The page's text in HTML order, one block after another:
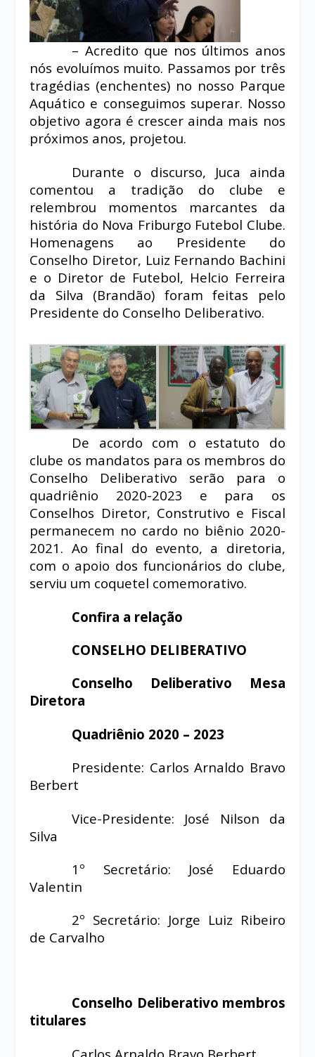
– Acredito que nos últimos anos
nós evoluímos muito. Passamos por três
tragédias (enchentes) no nosso Parque
Aquático e conseguimos superar. Nosso
objetivo agora é crescer ainda mais nos
próximos anos, projetou.
Durante o discurso, Juca ainda
comentou a tradição do clube e
relembrou momentos marcantes da
história do Nova Friburgo Futebol Clube.
Homenagens ao Presidente do
Conselho Diretor, Luiz Fernando Bachini
e o Diretor de Futebol, Helcio Ferreira
da Silva (Brandão) foram feitas pelo
Presidente do Conselho Deliberativo.
De acordo com o estatuto do
clube os mandatos para os membros do
Conselho Deliberativo serão para o
quadriênio 2020-2023 e para os
Conselhos Diretor, Construtivo e Fiscal
permanecem no cardo no biênio 2020-
2021. Ao final do evento, a diretoria,
com o apoio dos funcionários do clube,
serviu um coquetel comemorativo.
Confira a relação
CONSELHO DELIBERATIVO
Conselho Deliberativo Mesa
Diretora
Quadriênio 2020 – 2023
Presidente: Carlos Arnaldo Bravo
Berbert
Vice-Presidente: José Nilson da
Silva
1º Secretário: José Eduardo
Valentin
2º Secretário: Jorge Luiz Ribeiro
de Carvalho
Conselho Deliberativo membros
titulares